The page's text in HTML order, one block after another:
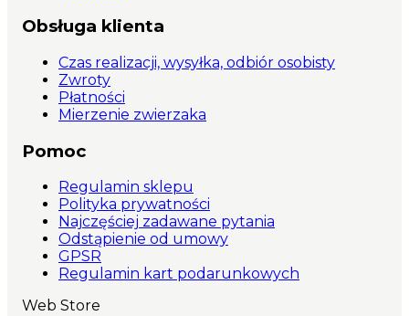
Obsługa klienta
Czas realizacji, wysyłka, odbiór osobisty
Zwroty
Płatności
Mierzenie zwierzaka
Pomoc
Regulamin sklepu
Polityka prywatności
Najczęściej zadawane pytania
Odstąpienie od umowy
GPSR
Regulamin kart podarunkowych
Web Store